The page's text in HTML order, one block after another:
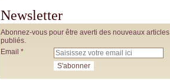
Newsletter
Abonnez-vous pour être averti des nouveaux articles
publiés.
Email